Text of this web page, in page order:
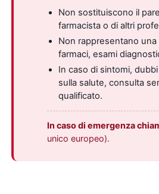
Non sostituiscono il
farmacista o di altri
Non rappresentano
farmaci, esami
In caso di sintomi,
sulla salute, consulta
qualificato.
In caso di emergenza
unico europeo).